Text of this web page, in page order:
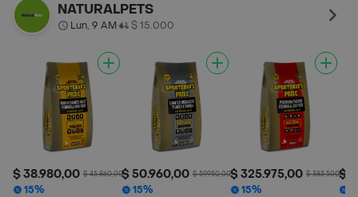
NATURALPETS
Lun, 9 AM• $ 15.000
$ 38.980,00 $ 45.860,00
15%
$ 50.960,00 $ 59.950,00
15%
$ 325.975,00 $ 383.500,00
15%
$